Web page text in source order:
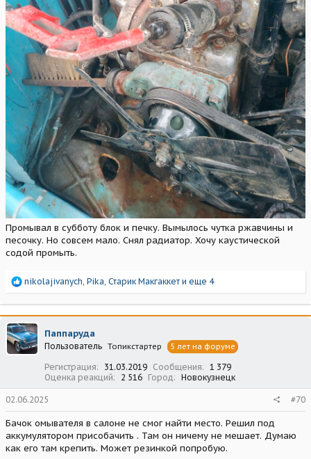
Промывал в субботу блок и печку. Вымылось чутка ржавчины и
песочку. Но совсем мало. Снял радиатор. Хочу каустической
содой промыть.
Р
а
к
ц
и
и
nikolajivanych, Pika, Старик Макгаккет и еще 4
Паппаруда
Пользователь Топикстартер 5 лет на форуме
Регистрация 31.03.2019 Сообщения
1 379
Оценка реакций
2 516 Город Новокузнецк
02.06.2025 #70
Бачок омывателя в салоне не смог найти место. Решил под
аккумулятором присобачить . Там он ничему не мешает. Думаю
как его там крепить. Может резинкой попробую.